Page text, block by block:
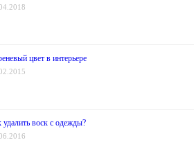
цвет в интерьере
удалить воск с одежды?